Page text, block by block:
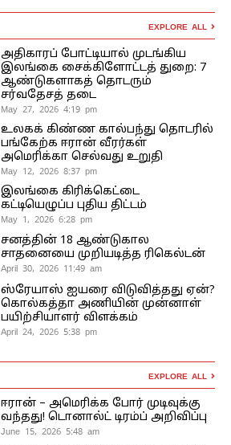
EXPLORE ALL
அதிகாரப் போட்டியால் முடங்கிய
இலங்கை சைக்கிளோட்டத் துறை: 7
ஆண்டுகளாகத் தொடரும்
சர்வதேசத் தடை
May 27, 2026 4:19 pm
உலகக் கிண்ண கால்பந்து தொடரில்
பங்கேற்க ஈரான் வீரர்கள்
அமெரிக்கா செல்வது உறுதி
May 12, 2026 8:37 pm
இலங்கை கிரிக்கெட்டை
கட்டியெழுப்ப புதிய திட்டம்
May 1, 2026 6:28 pm
சனத்தின் 18 ஆண்டுகால
சாதனையை முறியடித்த ரிகெல்டன்
April 30, 2026 11:49 am
ஸ்ரேயாஸ் ஐயரை விடுவித்தது ஏன்?
கொல்கத்தா அணியின் முன்னாள்
பயிற்சியாளர் விளக்கம்
April 24, 2026 5:38 pm
EXPLORE ALL
ஈரான் – அமெரிக்க போர் முடிவுக்கு
வந்தது! டொனால்ட் டிரம்ப் அறிவிப்பு
June 15, 2026 5:48 am